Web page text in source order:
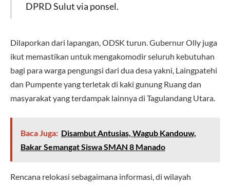
DPRD Sulut via ponsel.
Dilaporkan dari lapangan, ODSK turun. Gubernur Olly juga
ikut memastikan untuk mengakomodir seluruh kebutuhan
bagi para warga pengungsi dari dua desa yakni, Laingpatehi
dan Pumpente yang terletak di kaki gunung Ruang dan
masyarakat yang terdampak lainnya di Tagulandang Utara.
Baca Juga: Disambut Antusias, Wagub Kandouw,
Bakar Semangat Siswa SMAN 8 Manado
Rencana relokasi sebagaimana informasi, di wilayah